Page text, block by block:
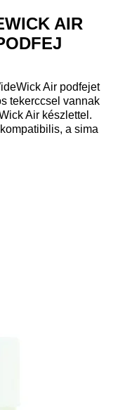
AIR
Air podfejet
tekerccsel vannak
Air készlettel.
a sima